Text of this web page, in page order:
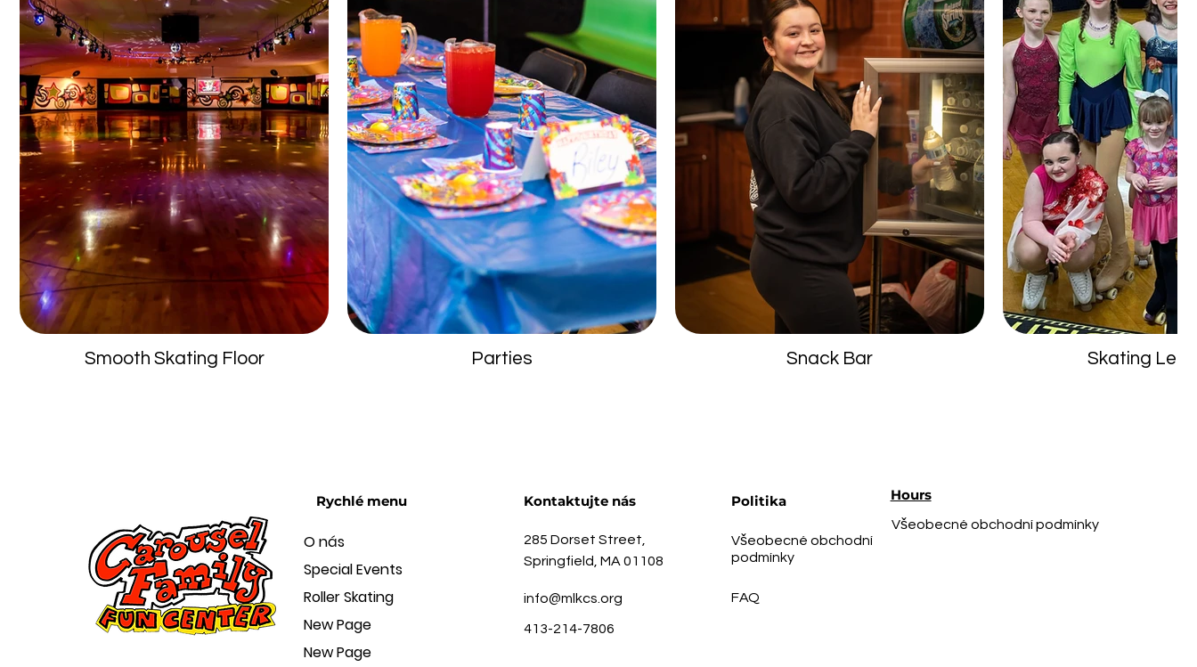
Smooth Skating Floor Parties Snack Bar Skating
Rychlé menu
O nás
Special Events
Roller Skating
New Page
New Page
Kontaktujte nás
285 Dorset Street,
Springfield, MA 01108
info@mlkcs.org
413-214-7806
Politika
Všeobecné obchodní
podmínky
FAQ
Hours
Všeobecné obchodní podmínky